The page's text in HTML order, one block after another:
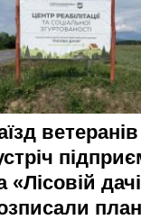
«Лісовій
план